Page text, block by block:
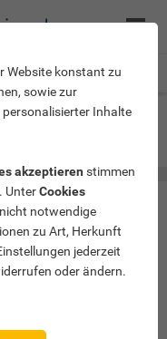
Menü
Website konstant zu
sowie zur
personalisierter Inhalte
akzeptieren stimmen
UnterCookies
notwendige
zu Art, Herkunft
jederzeit
oder ändern.